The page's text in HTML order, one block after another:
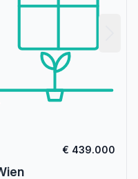
€ 439.000